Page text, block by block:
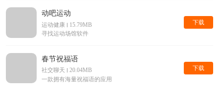
动吧运动
运动健康
15.79MB
寻找运动场馆软件
下载
春节祝福语
社交聊天
20.04MB
一款拥有海量祝福语的应用
下载